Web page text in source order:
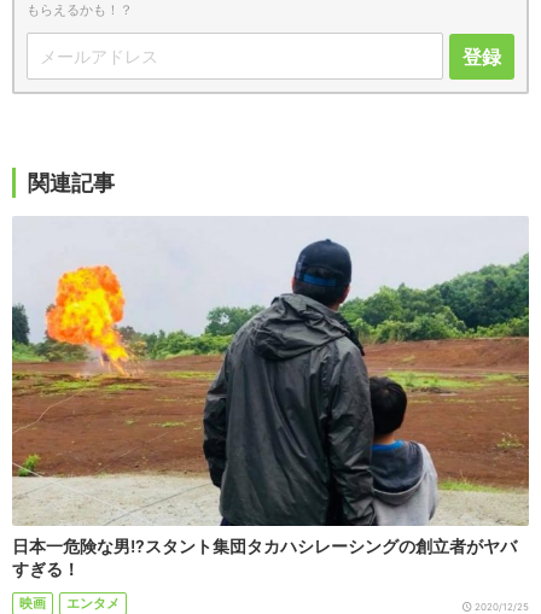
もらえるかも！？
登録
関連記事
日本一危険な男!?スタント集団タカハシレーシングの創立者がヤバ
すぎる！
映画 エンタメ 2020/12/25